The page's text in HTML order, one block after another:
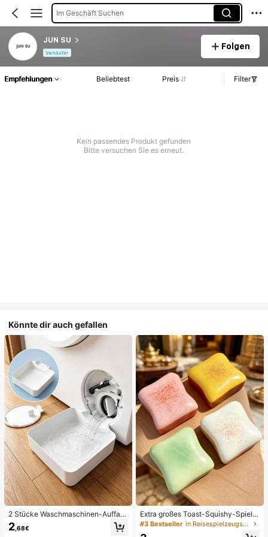
Im Geschäft Suchen
JUN SU
Verkäufer
Folgen
Empfehlungen Beliebtest Preis Filter
Kein passendes Produkt gefunden
Bitte versuchen Sie es erneut.
Könnte dir auch gefallen
2 Stücke Waschmaschinen-Auffan
gwanne Tropfschale, wasserdichte
Bodenschutzmatte für Waschraum,
2 ,68€
Extra großes Toast-Squishy-Spielz
eug, superweiches Buttertoast-Stre
ssabbau-Drückspielzeug, erhältlich
#3 Bestseller in Reisespielzeugset Quetschspielzeug für Teenager